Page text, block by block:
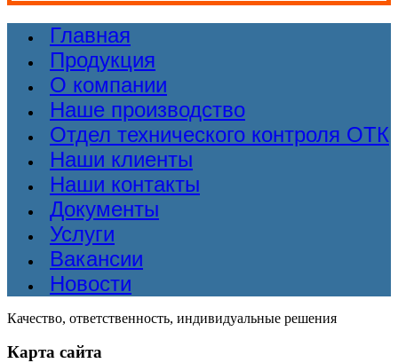
Главная
Продукция
О компании
Наше производство
Отдел технического контроля ОТК
Наши клиенты
Наши контакты
Документы
Услуги
Вакансии
Новости
Качество, ответственность, индивидуальные решения
Карта сайта